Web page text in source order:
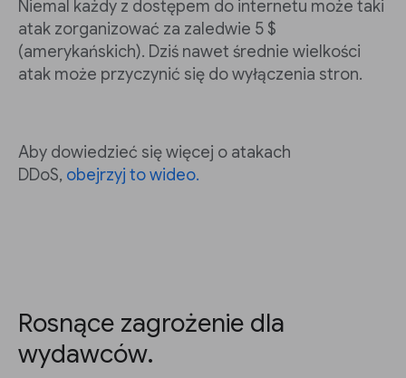
Niemal każdy z dostępem do internetu może taki
atak zorganizować za zaledwie 5 $
(amerykańskich). Dziś nawet średnie wielkości
atak może przyczynić się do wyłączenia stron.
Aby dowiedzieć się więcej o atakach
DDoS, obejrzyj to wideo.
Rosnące zagrożenie dla
wydawców.